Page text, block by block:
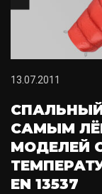
13.07.2011
САМЫМ
МОДЕЛЕЙ
EN 13537